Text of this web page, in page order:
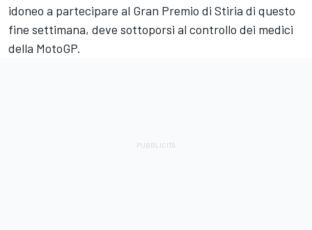
idoneo a partecipare al Gran Premio di Stiria di questo
fine settimana, deve sottoporsi al controllo dei medici
della MotoGP.